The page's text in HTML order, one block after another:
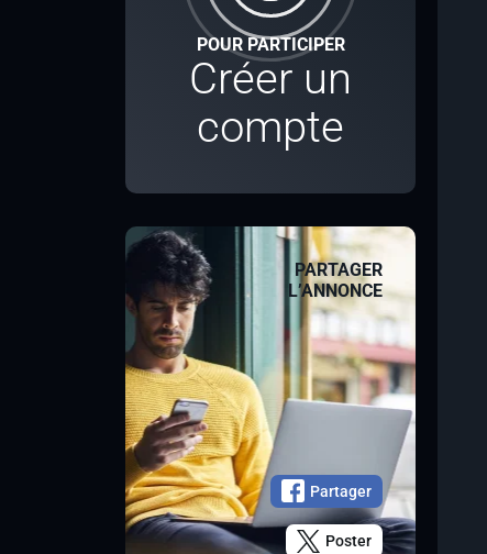
POUR PARTICIPER
Créer un
compte
PARTAGER
L’ANNONCE
Partager
Poster